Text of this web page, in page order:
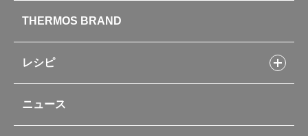
水筒
お弁当
キッチン用品
ポット・アイスペール
コーヒーメーカー
THERMOS BRAND
レシピ
フライパンレシピ
シャトルシェフレシピ
ニュース